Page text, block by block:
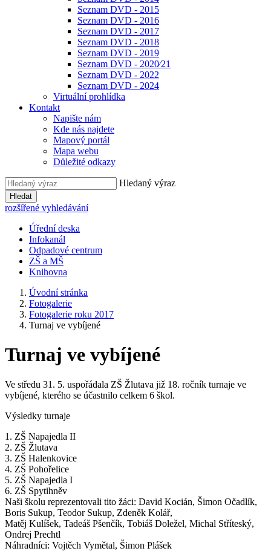
Seznam DVD - 2015
Seznam DVD - 2016
Seznam DVD - 2017
Seznam DVD - 2018
Seznam DVD - 2019
Seznam DVD - 2020⁄21
Seznam DVD - 2022
Seznam DVD - 2024
Virtuální prohlídka
Kontakt
Napište nám
Kde nás najdete
Mapový portál
Mapa webu
Důležité odkazy
Hledaný výraz
Hledat
rozšířené vyhledávání
Úřední deska
Infokanál
Odpadové centrum
ZŠ a MŠ
Knihovna
Úvodní stránka
Fotogalerie
Fotogalerie roku 2017
Turnaj ve vybíjené
Turnaj ve vybíjené
Ve středu 31. 5. uspořádala ZŠ Žlutava již 18. ročník turnaje ve
vybíjené, kterého se účastnilo celkem 6 škol.
Výsledky turnaje
1. ZŠ Napajedla II
2. ZŠ Žlutava
3. ZŠ Halenkovice
4. ZŠ Pohořelice
5. ZŠ Napajedla I
6. ZŠ Spytihněv
Naši školu reprezentovali tito žáci: David Kocián, Šimon Očadlík,
Boris Sukup, Teodor Sukup, Zdeněk Kolář,
Matěj Kulíšek, Tadeáš Pšenčík, Tobiáš Doležel, Michal Stříteský,
Ondrej Prechtl
Náhradníci: Vojtěch Vymětal, Šimon Plášek